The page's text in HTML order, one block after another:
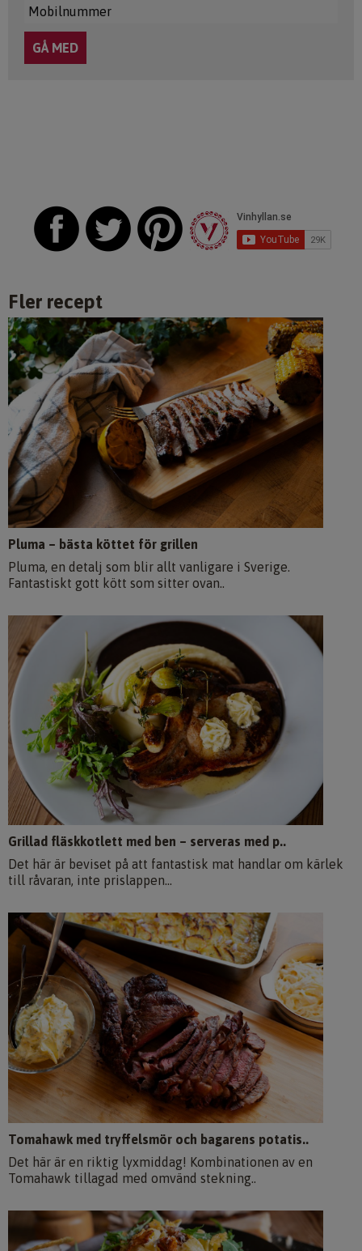
Fler recept
Pluma – bästa köttet för grillen
Pluma, en detalj som blir allt vanligare i Sverige.
Fantastiskt gott kött som sitter ovan..
Grillad fläskkotlett med ben – serveras med p..
Det här är beviset på att fantastisk mat handlar om kärlek
till råvaran, inte prislappen...
Tomahawk med tryffelsmör och bagarens potatis..
Det här är en riktig lyxmiddag! Kombinationen av en
Tomahawk tillagad med omvänd stekning..